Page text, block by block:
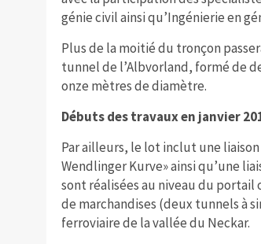
génie civil ainsi qu’Ingénierie en
Plus de la moitié du tronçon
tunnel de l’Albvorland, formé de
onze mètres de diamètre.
Débuts des travaux en janvier
Par ailleurs, le lot inclut une
Wendlinger Kurve» ainsi qu’une
sont réalisées au niveau du portail
de marchandises (deux tunnels à
ferroviaire de la vallée du Neckar.